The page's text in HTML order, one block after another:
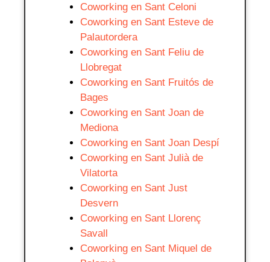
Coworking en Sant Celoni
Coworking en Sant Esteve de
Palautordera
Coworking en Sant Feliu de
Llobregat
Coworking en Sant Fruitós de
Bages
Coworking en Sant Joan de
Mediona
Coworking en Sant Joan Despí
Coworking en Sant Julià de
Vilatorta
Coworking en Sant Just
Desvern
Coworking en Sant Llorenç
Savall
Coworking en Sant Miquel de